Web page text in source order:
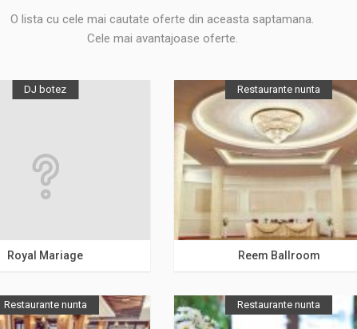
O lista cu cele mai cautate oferte din aceasta saptamana.
Cele mai avantajoase oferte.
DJ botez
Bucuresti
Royal Mariage
Restaurante nunta
Bucuresti
Reem Ballroom
Restaurante nunta Restaurante nunta